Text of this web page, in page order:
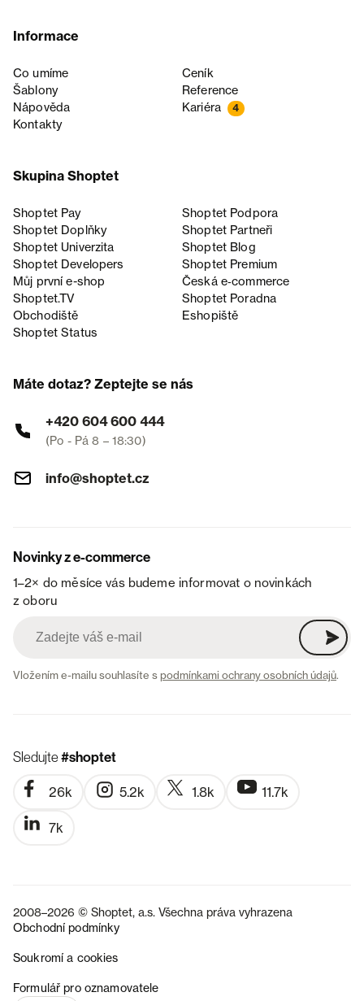
Informace
Co umíme
Ceník
Šablony
Reference
Nápověda
Kariéra 4
Kontakty
Skupina Shoptet
Shoptet Pay
Shoptet Podpora
Shoptet Doplňky
Shoptet Partneři
Shoptet Univerzita
Shoptet Blog
Shoptet Developers
Shoptet Premium
Můj první e-shop
Česká e‑commerce
Shoptet.TV
Shoptet Poradna
Obchodiště
Eshopiště
Shoptet Status
Máte dotaz? Zeptejte se nás
+420 604 600 444
(Po - Pá 8 – 18:30)
info@shoptet.cz
Novinky z e-commerce
1–2× do měsíce vás budeme informovat o novinkách
z oboru
Vložením e-mailu souhlasíte spodmínkami ochrany osobních údajů.
Sledujte#shoptet
26k 5.2k 1.8k 11.7k
7k
2008–2026 © Shoptet, a.s. Všechna práva vyhrazena
Obchodní podmínky
Soukromí a cookies
Formulář pro oznamovatele